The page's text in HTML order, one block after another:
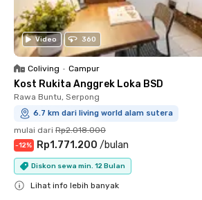
Video 360
Coliving • Campur
Kost Rukita Anggrek Loka BSD
Rawa Buntu, Serpong
6.7 km dari living world alam sutera
mulai dari Rp2.018.000
-12% Rp1.771.200 /bulan
Diskon sewa min. 12 Bulan
Lihat info lebih banyak